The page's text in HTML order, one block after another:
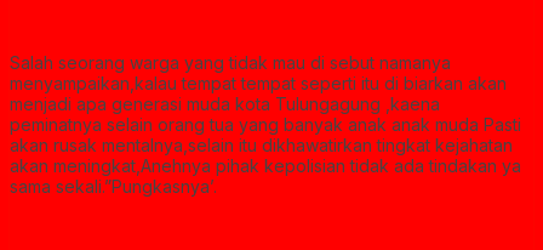
‎Salah seorang warga yang tidak mau di sebut namanya
menyampaikan,kalau tempat tempat seperti itu di biarkan akan
menjadi apa generasi muda kota Tulungagung ,kaena
peminatnya selain orang tua yang banyak anak anak muda Pasti
akan rusak mentalnya,selain itu dikhawatirkan tingkat kejahatan
akan meningkat,Anehnya pihak kepolisian tidak ada tindakan ya
sama sekali.”Pungkasnya’.